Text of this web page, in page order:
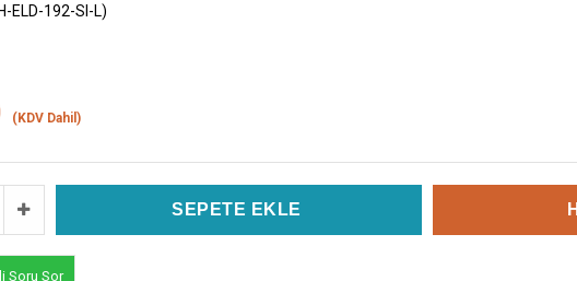
ELD-192-SI-L)
(KDV Dahil)
Soru Sor